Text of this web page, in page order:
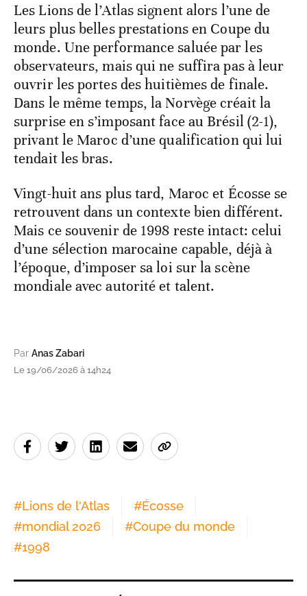
Les Lions de l’Atlas signent alors l’une de
leurs plus belles prestations en Coupe du
monde. Une performance saluée par les
observateurs, mais qui ne suffira pas à leur
ouvrir les portes des huitièmes de finale.
Dans le même temps, la Norvège créait la
surprise en s’imposant face au Brésil (2-1),
privant le Maroc d’une qualification qui lui
tendait les bras.
Vingt-huit ans plus tard, Maroc et Écosse se
retrouvent dans un contexte bien différent.
Mais ce souvenir de 1998 reste intact: celui
d’une sélection marocaine capable, déjà à
l’époque, d’imposer sa loi sur la scène
mondiale avec autorité et talent.
Par Anas Zabari
Le 19/06/2026 à 14h24
#Lions de l'Atlas #Écosse
#mondial 2026 #Coupe du monde
#1998